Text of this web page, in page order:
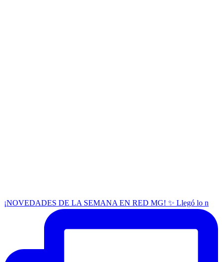
¡NOVEDADES DE LA SEMANA EN RED MG! ✨ Llegó lo n